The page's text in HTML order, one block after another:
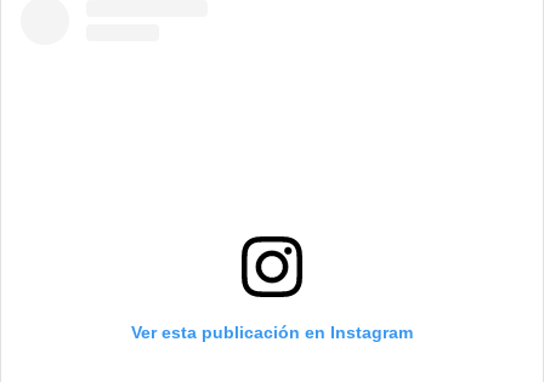
Ver esta publicación en Instagram